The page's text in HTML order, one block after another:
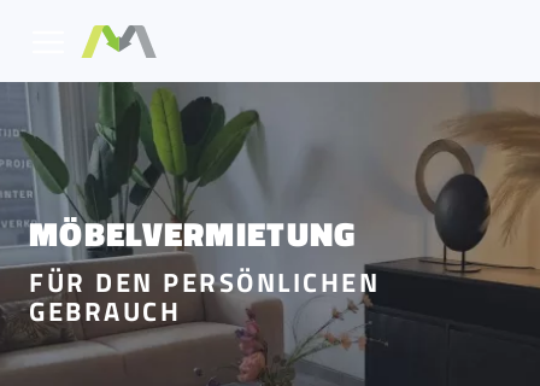
MÖBELVERMIETUNG
FÜR DEN PERSÖNLICHEN
GEBRAUCH